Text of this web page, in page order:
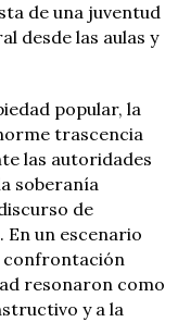
de una juventud
desde las aulas y
popular, la
trascencia
las autoridades
soberanía
de
un escenario
confrontación
resonaron como
y a la